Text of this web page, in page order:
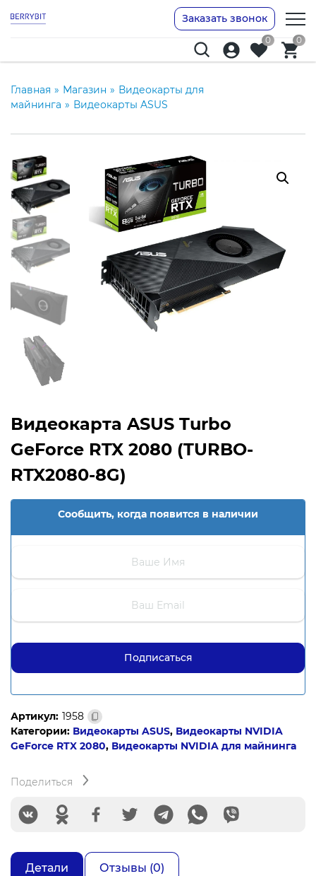
Заказать звонок
0 0
Главная » Магазин » Видеокарты для
майнинга » Видеокарты ASUS
Видеокарта ASUS Turbo
GeForce RTX 2080 (TURBO-
RTX2080-8G)
Сообщить, когда появится в наличии
Артикул: 1958
Категории: Видеокарты ASUS, Видеокарты NVIDIA
GeForce RTX 2080, Видеокарты NVIDIA для майнинга
Поделиться
Детали Отзывы (0)